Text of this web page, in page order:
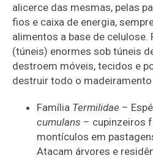
alicerce das mesmas, pelas
fios e caixa de energia,
alimentos a base de celulose.
(túneis) enormes sob túneis
destroem móveis, tecidos e
destruir todo o
Família Termilidae –
cumulans – cupinzeiros
montículos em
Atacam árvores e